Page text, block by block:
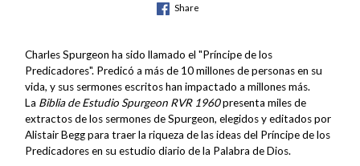
Share
Charles Spurgeon ha sido llamado el "Príncipe de los
Predicadores". Predicó a más de 10 millones de personas en su
vida, y sus sermones escritos han impactado a millones más.
La Biblia de Estudio Spurgeon RVR 1960 presenta miles de
extractos de los sermones de Spurgeon, elegidos y editados por
Alistair Begg para traer la riqueza de las ideas del Príncipe de los
Predicadores en su estudio diario de la Palabra de Dios.